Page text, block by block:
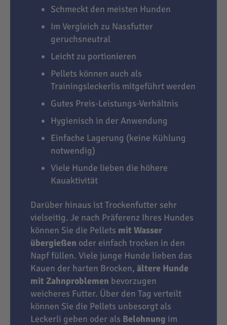
Schmeckt den meisten Hunden
Im Vergleich zu Nassfutter
geruchsneutral
Leicht zu portionieren
Pellets können auch als
Trainingsleckerlis mitgeführt werden
Gutes Preis-Leistungs-Verhältnis
Hygienisch in der Anwendung
Einfache Lagerung (keine Kühlung
notwendig)
Viele Hunde lieben die höhere
Kauaktivität
Darüber hinaus ist Trockenfutter sehr
vielseitig. Je nach Präferenz Ihres Hundes
können Sie die Pellets mit Wasser
übergießen oder einfach trocken in den
Napf füllen. Viele junge Hunde lieben das
Kauen der harten Brocken, ältere Hunde
mit Zahnproblemen bevorzugen
weicheres Futter. Über den Tag verteilt
können Sie die Pellets unbesorgt als
Leckerli geben oder als Belohnung im